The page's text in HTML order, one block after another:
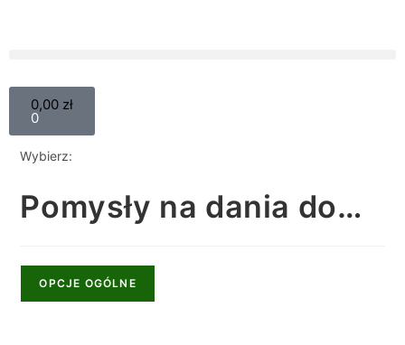
0,00 zł
0
Wybierz:
Pomysły na dania do…
OPCJE OGÓLNE